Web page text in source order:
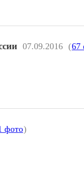
07.09.2016 (67
фото)